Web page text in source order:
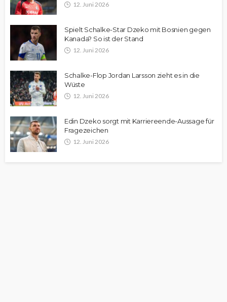
12. Juni 2026
Spielt Schalke-Star Dzeko mit Bosnien gegen
Kanada? So ist der Stand
12. Juni 2026
Schalke-Flop Jordan Larsson zieht es in die
Wüste
12. Juni 2026
Edin Dzeko sorgt mit Karriereende-Aussage für
Fragezeichen
12. Juni 2026